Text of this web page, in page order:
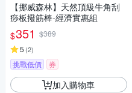
【挪威森林】天然頂級牛角刮
痧板撥筋棒-經濟實惠組
$351 $389
5 (2)
挑戰低價 券
加入購物車